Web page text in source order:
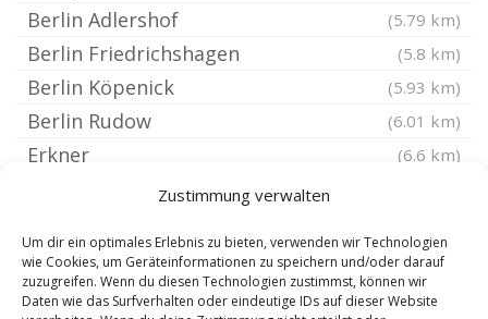
Zustimmung verwalten
Um dir ein optimales Erlebnis zu bieten, verwenden wir Technologien
wie Cookies, um Geräteinformationen zu speichern und/oder darauf
zuzugreifen. Wenn du diesen Technologien zustimmst, können wir
Daten wie das Surfverhalten oder eindeutige IDs auf dieser Website
Berlin Adlershof (5.79 km)
Berlin Friedrichshagen (5.8 km)
Berlin Köpenick (5.93 km)
Berlin Rudow (6.01 km)
Erkner (6.6 km)
Berlin Rahnsdorf
Berlin Gropiusstadt (6.97 km)
Schöneiche bei Berlin (7.46 km)